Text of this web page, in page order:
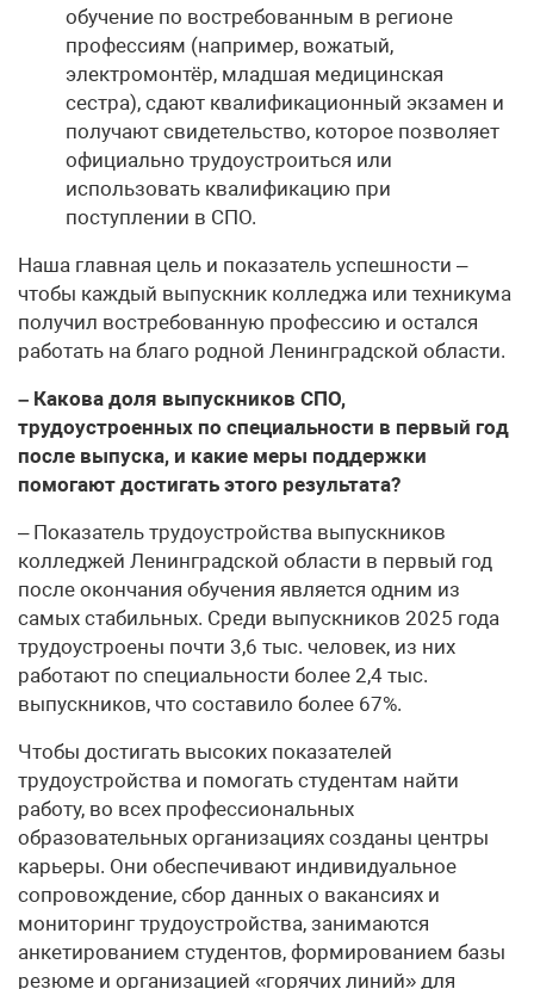
обучение по востребованным в регионе
профессиям (например, вожатый,
электромонтёр, младшая медицинская
сестра), сдают квалификационный экзамен и
получают свидетельство, которое позволяет
официально трудоустроиться или
использовать квалификацию при
поступлении в СПО.
Наша главная цель и показатель успешности –
чтобы каждый выпускник колледжа или техникума
получил востребованную профессию и остался
работать на благо родной Ленинградской области.
– Какова доля выпускников СПО,
трудоустроенных по специальности в первый год
после выпуска, и какие меры поддержки
помогают достигать этого результата?
– Показатель трудоустройства выпускников
колледжей Ленинградской области в первый год
после окончания обучения является одним из
самых стабильных. Среди выпускников 2025 года
трудоустроены почти 3,6 тыс. человек, из них
работают по специальности более 2,4 тыс.
выпускников, что составило более 67%.
Чтобы достигать высоких показателей
трудоустройства и помогать студентам найти
работу, во всех профессиональных
образовательных организациях созданы центры
карьеры. Они обеспечивают индивидуальное
сопровождение, сбор данных о вакансиях и
мониторинг трудоустройства, занимаются
анкетированием студентов, формированием базы
резюме и организацией «горячих линий» для